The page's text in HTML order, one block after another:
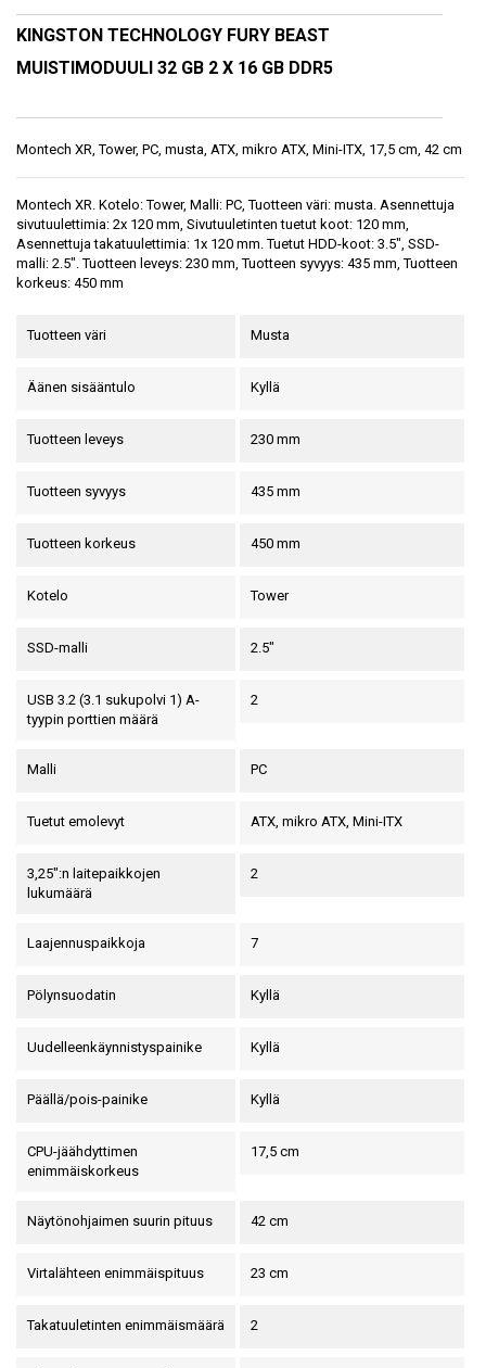
KINGSTON TECHNOLOGY FURY BEAST
MUISTIMODUULI 32 GB 2 X 16 GB DDR5
Montech XR, Tower, PC, musta, ATX, mikro ATX, Mini-ITX, 17,5 cm, 42 cm
Montech XR. Kotelo: Tower, Malli: PC, Tuotteen väri: musta. Asennettuja
sivutuulettimia: 2x 120 mm, Sivutuuletinten tuetut koot: 120 mm,
Asennettuja takatuulettimia: 1x 120 mm. Tuetut HDD-koot: 3.5", SSD-
malli: 2.5". Tuotteen leveys: 230 mm, Tuotteen syvyys: 435 mm, Tuotteen
korkeus: 450 mm
Tuotteen väri Musta
Äänen sisääntulo Kyllä
Tuotteen leveys 230 mm
Tuotteen syvyys 435 mm
Tuotteen korkeus 450 mm
Kotelo Tower
SSD-malli 2.5"
USB 3.2 (3.1 sukupolvi 1) A-
tyypin porttien määrä
2
Malli PC
Tuetut emolevyt ATX, mikro ATX, Mini-ITX
3,25":n laitepaikkojen
lukumäärä
2
Laajennuspaikkoja 7
Pölynsuodatin Kyllä
Uudelleenkäynnistyspainike Kyllä
Päällä/pois-painike Kyllä
CPU-jäähdyttimen
enimmäiskorkeus
17,5 cm
Näytönohjaimen suurin pituus 42 cm
Virtalähteen enimmäispituus 23 cm
Takatuuletinten enimmäismäärä 2